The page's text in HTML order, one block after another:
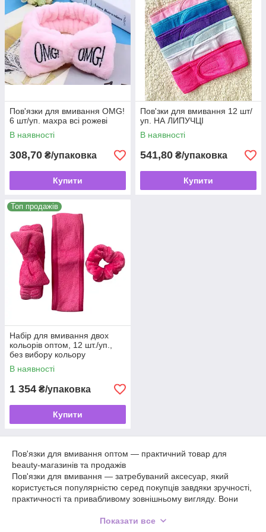
Пов'язки для вмивання OMG!
6 шт/уп. махра всі рожеві
В наявності
308,70 ₴/упаковка
Купити
Пов'зки для вмивання 12 шт/
уп. НА ЛИПУЧЦІ
В наявності
541,80 ₴/упаковка
Купити
Топ продажів
Набір для вмивання двох
кольорів оптом, 12 шт./уп.,
без вибору кольору
В наявності
1 354 ₴/упаковка
Купити
Пов'язки для вмивання оптом — практичний товар для
beauty-магазинів та продажів
Пов'язки для вмивання — затребуваний аксесуар, який
користується популярністю серед покупців завдяки зручності,
практичності та привабливому зовнішньому вигляду. Вони
вмивання, нанесення косметики, масок, догляду за шкірою та
Показати все